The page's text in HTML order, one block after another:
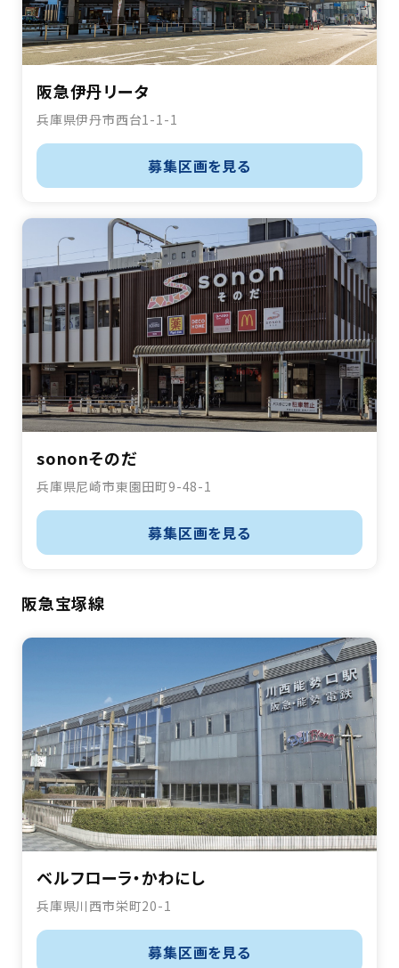
阪急伊丹リータ
兵庫県伊丹市西台1-1-1
募集区画を見る
sononそのだ
兵庫県尼崎市東園田町9-48-1
募集区画を見る
阪急宝塚線
ベルフローラ・かわにし
兵庫県川西市栄町20-1
募集区画を見る